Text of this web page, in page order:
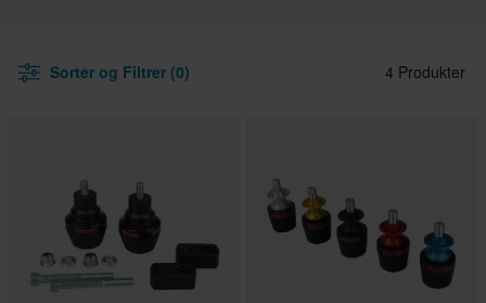
Sorter og Filtrer (0) 4 Produkter